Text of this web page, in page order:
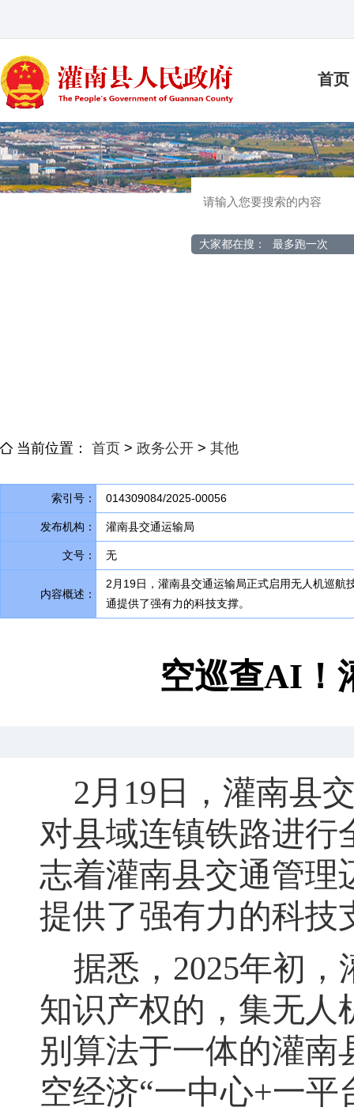
首页
大家都在搜： 最多跑一次
当前位置： 首页 > 政务公开 > 其他
索引号： 014309084/2025-00056
发布机构： 灌南县交通运输局
文号： 无
内容概述：
2月19日 ， 灌南县交通运输局正式启用无人机巡航
通提供了强有力的科技支撑。
空巡查AI！
2 月 19 日 ， 灌南县
对县域连镇铁路进行
志着灌南县交通管理
提供了强有力的科技
据悉 ， 2025年初 ，
知识产权的，集无人
别算法于一体的灌南
空经济“一中心+一平